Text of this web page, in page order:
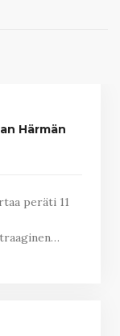
Härmän
peräti 11